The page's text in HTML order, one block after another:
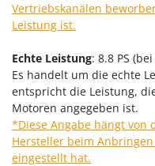
Z
Zerstäuber
Zubehör für
Lotusgrill
M
M.A.I.BO.
Macom
Macte Ovens
Makita
MAMMAMIA
Vertriebskanälen
Leistung ist.
Echte Leistung: 8.8 PS (bei
Es handelt um die echte
entspricht die Leistung,
Motoren angegeben ist.
*Diese Angabe hängt von
Hersteller beim
eingestellt hat.